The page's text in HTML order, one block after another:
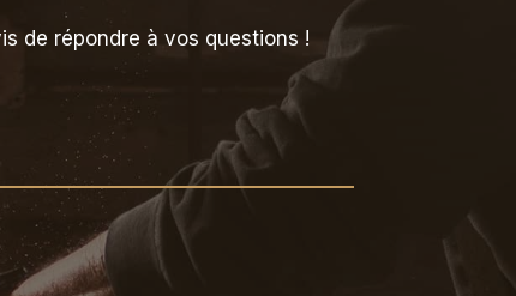
de répondre à vos questions !